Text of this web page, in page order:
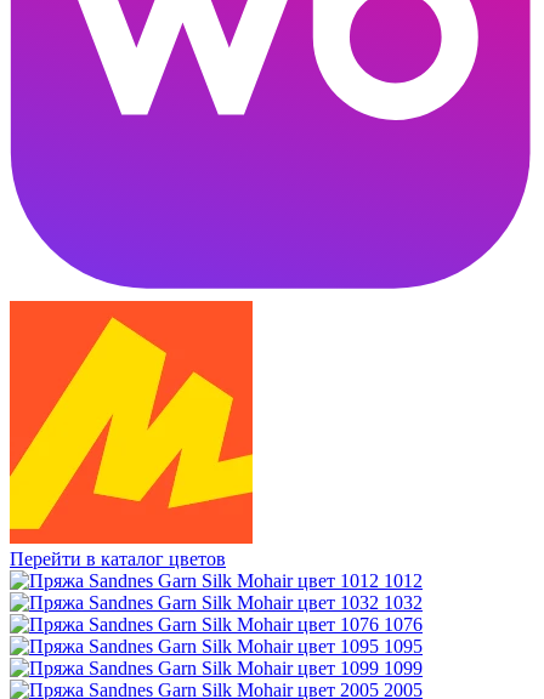
Перейти в каталог цветов
1012
1032
1076
1095
1099
2005